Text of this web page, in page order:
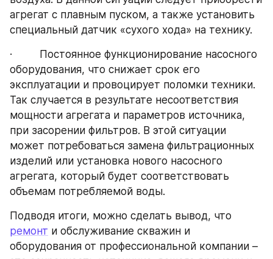
агрегат с плавным пуском, а также установить
специальный датчик «сухого хода» на технику.
·         Постоянное функционирование насосного
оборудования, что снижает срок его
эксплуатации и провоцирует поломки техники.
Так случается в результате несоответствия
мощности агрегата и параметров источника,
при засорении фильтров. В этой ситуации
может потребоваться замена фильтрационных
изделий или установка нового насосного
агрегата, который будет соответствовать
объемам потребляемой воды.
ремонт и обслуживание скважин и
оборудования от профессиональной компании –